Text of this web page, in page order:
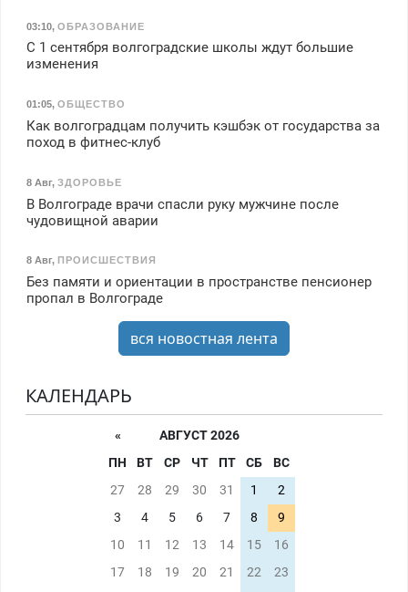
03:10, ОБРАЗОВАНИЕ
С 1 сентября волгоградские школы ждут большие
изменения
01:05, ОБЩЕСТВО
Как волгоградцам получить кэшбэк от государства за
поход в фитнес-клуб
8 Авг, ЗДОРОВЬЕ
В Волгограде врачи спасли руку мужчине после
чудовищной аварии
8 Авг, ПРОИСШЕСТВИЯ
Без памяти и ориентации в пространстве пенсионер
пропал в Волгограде
вся новостная лента
КАЛЕНДАРЬ
«
АВГУСТ 2026
ПН
ВТ СР ЧТ ПТ СБ
ВС
27
28 29 30 31 1
2
3
4 5 6 7 8
9
10
11 12 13 14 15
16
17
18 19 20 21 22 23